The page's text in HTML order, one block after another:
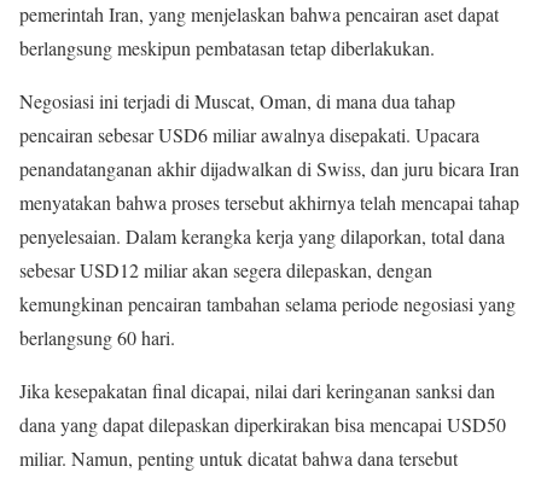
pemerintah Iran, yang menjelaskan bahwa pencairan aset dapat
berlangsung meskipun pembatasan tetap diberlakukan.
Negosiasi ini terjadi di Muscat, Oman, di mana dua tahap
pencairan sebesar USD6 miliar awalnya disepakati. Upacara
penandatanganan akhir dijadwalkan di Swiss, dan juru bicara Iran
menyatakan bahwa proses tersebut akhirnya telah mencapai tahap
penyelesaian. Dalam kerangka kerja yang dilaporkan, total dana
sebesar USD12 miliar akan segera dilepaskan, dengan
kemungkinan pencairan tambahan selama periode negosiasi yang
berlangsung 60 hari.
Jika kesepakatan final dicapai, nilai dari keringanan sanksi dan
dana yang dapat dilepaskan diperkirakan bisa mencapai USD50
miliar. Namun, penting untuk dicatat bahwa dana tersebut